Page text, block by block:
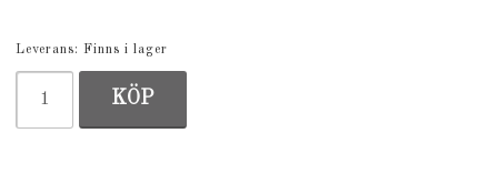
Leverans: Finns i lager
KÖP